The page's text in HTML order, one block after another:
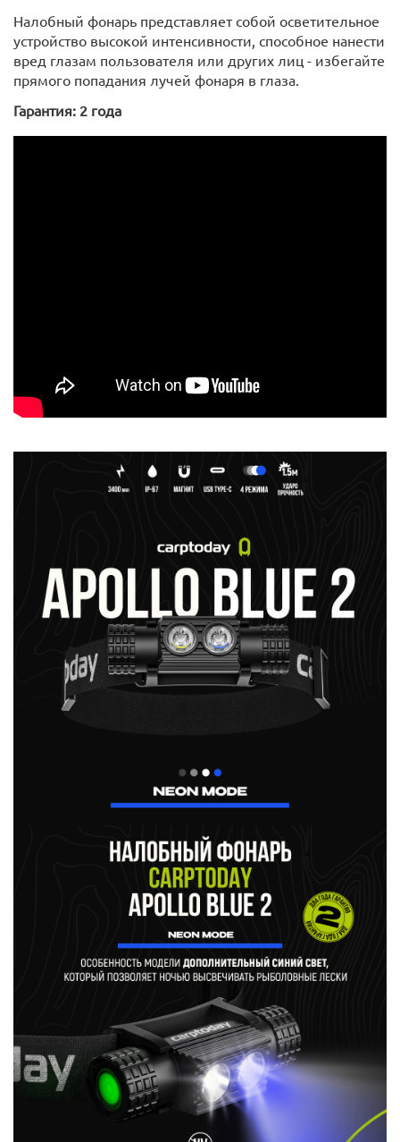
Налобный фонарь представляет собой осветительное
устройство высокой интенсивности, способное нанести
вред глазам пользователя или других лиц - избегайте
прямого попадания лучей фонаря в глаза.
Гарантия: 2 года